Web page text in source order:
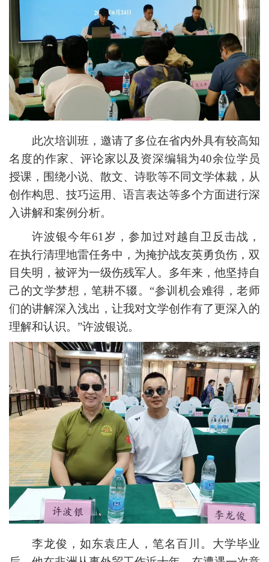
此次培训班，邀请了多位在省内外具有较高知
名度的作家、评论家以及资深编辑为40余位学员
授课，围绕小说、散文、诗歌等不同文学体裁，从
创作构思、技巧运用、语言表达等多个方面进行深
入讲解和案例分析。
许波银今年61岁，参加过对越自卫反击战，
在执行清理地雷任务中，为掩护战友英勇负伤，双
目失明，被评为一级伤残军人。多年来，他坚持自
己的文学梦想，笔耕不辍。“参训机会难得，老师
们的讲解深入浅出，让我对文学创作有了更深入的
理解和认识。”许波银说。
李龙俊，如东袁庄人，笔名百川。大学毕业